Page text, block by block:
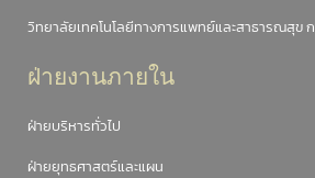
วิทยาลัยเทคโนโลยีทางการแพทย์และสาธารณสุข
ฝ่ายงานภายใน
ฝ่ายบริหารทั่วไป
ฝ่ายยุทธศาสตร์และแผน